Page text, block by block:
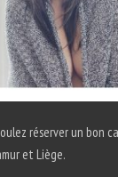
réserver un bon
et Liège.